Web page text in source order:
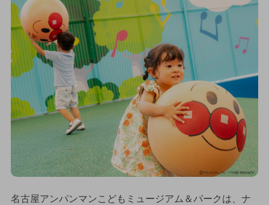
名古屋アンパンマンこどもミュージアム＆パークは、ナ